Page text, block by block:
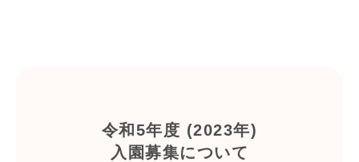
令和5年度 (2023年)
入園募集について